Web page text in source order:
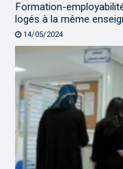
Formation-
logés à la même
14/05/2024